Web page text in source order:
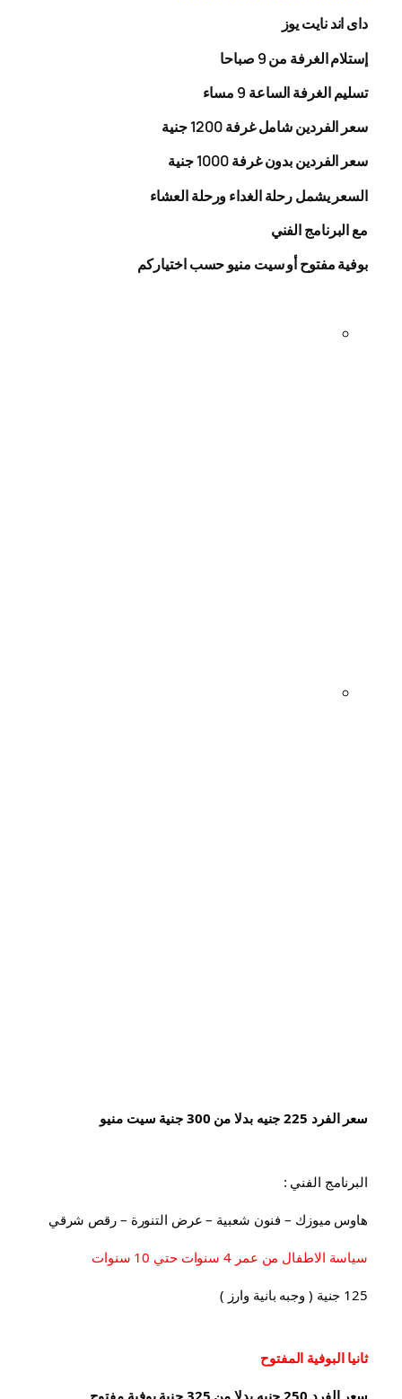
داى اند نايت يوز
إستلام الغرفة من 9 صباحا
تسليم الغرفة الساعة 9 مساء
سعر الفردين شامل غرفة
1200
جنية
سعر الفردين بدون غرفة1000جنية
السعر يشمل رحلة الغداء ورحلة العشاء
مع البرنامج الفني
بوفية مفتوح أو سيت منيو حسب اختياركم
سعر الفرد 225 جنيه بدلا من 300 جنية سيت منيو
البرنامج الفني :
هاوس ميوزك – فنون شعبية – عرض التنورة – رقص شرقي
سياسة الاطفال من عمر 4 سنوات حتي 10 سنوات
125 جنية ( وجبه بانية وارز )
ثانيا البوفية المفتوح
سعر الفرد 250 جنيه بدلا من 325 جنية بوفية مفتوح